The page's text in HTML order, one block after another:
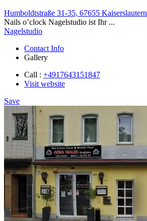
Humboldtstraße 31-35, 67655 Kaiserslautern
Nails o’clock Nagelstudio ist Ihr ...
Nagelstudio
Contact Info
Gallery
Call : +4917643151847
Visit website
Save